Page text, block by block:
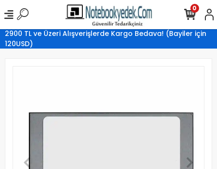
2900 TL ve Üzeri Alışverişlerde Kargo Bedava! (Bayiler için
120USD)
0